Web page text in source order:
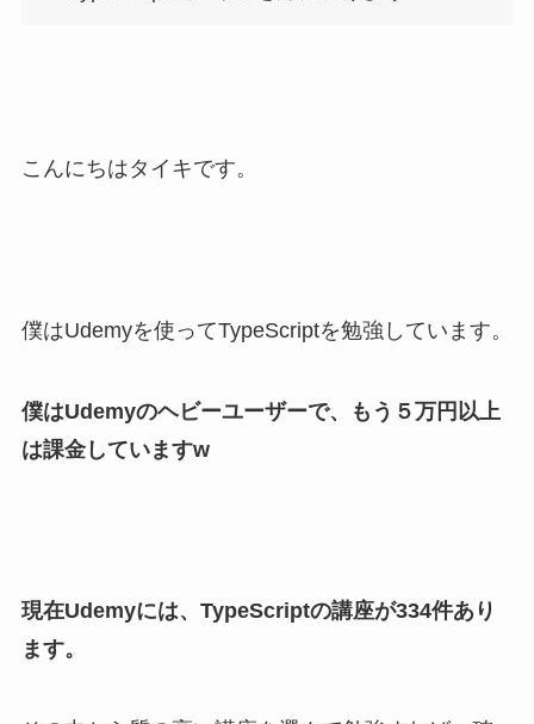
こんにちはタイキです。
僕はUdemyを使ってTypeScriptを勉強しています。
僕はUdemyのヘビーユーザーで、もう５万円以上
は課金していますw
現在Udemyには、TypeScriptの講座が334件あり
ます。